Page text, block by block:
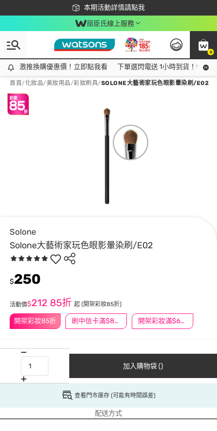
本期活動詳情請點我
下載app最高回饋$350
屈臣氏線上服務
0
激推換購優惠價！立即點我看
激推換購優惠價！立即點我看 下單選閃電送 1小時到貨！領神
首頁/化妝品/美妝用品/彩妝刷具/SOLONE大藝術家玩色眼影暈染刷/E02
Solone
Solone大藝術家玩色眼影暈染刷/E02
開架彩妝85折 刷中信卡滿$888送3萬點 開架彩妝滿$600送好禮
$250
活動價$212 85折 起 (開架彩妝85折)
加入購物袋 ()
查看門市庫存 (可能有時間誤差)
配送方式